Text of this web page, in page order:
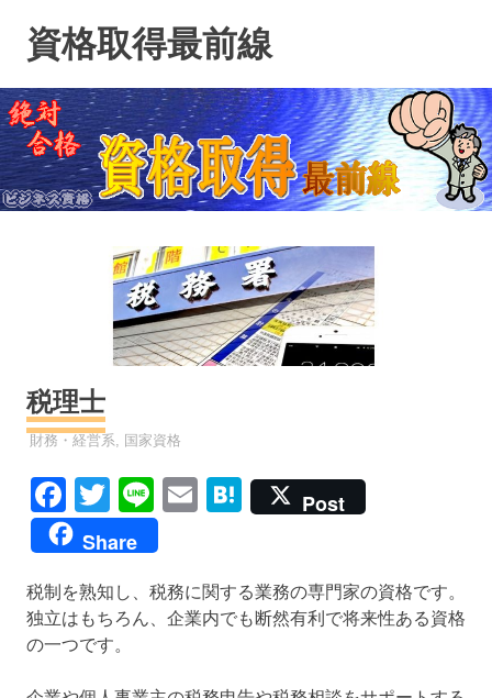
ン
ツ
へ
ス
キ
資格取得最前線
税理士
資格
財務・経営系 国家資格
Facebook
Twitter
LineEmailHatena
Post
Share
税制を熟知し、税務に関する業務の専門家の資格です。
独立はもちろん、企業内でも断然有利で将来性ある資格
の一つです。